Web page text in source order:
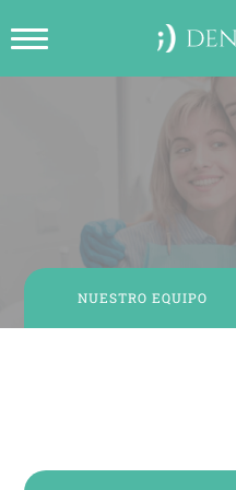
NUESTRO EQUIPO
CREAR CITA EN